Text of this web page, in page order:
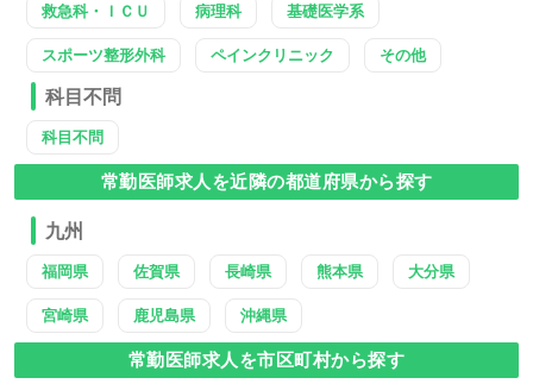
救急科・ＩＣＵ 病理科 基礎医学系
スポーツ整形外科 ペインクリニック その他
科目不問
科目不問
常勤医師求人を近隣の都道府県から探す
九州
福岡県 佐賀県 長崎県 熊本県 大分県
宮崎県 鹿児島県 沖縄県
常勤医師求人を市区町村から探す